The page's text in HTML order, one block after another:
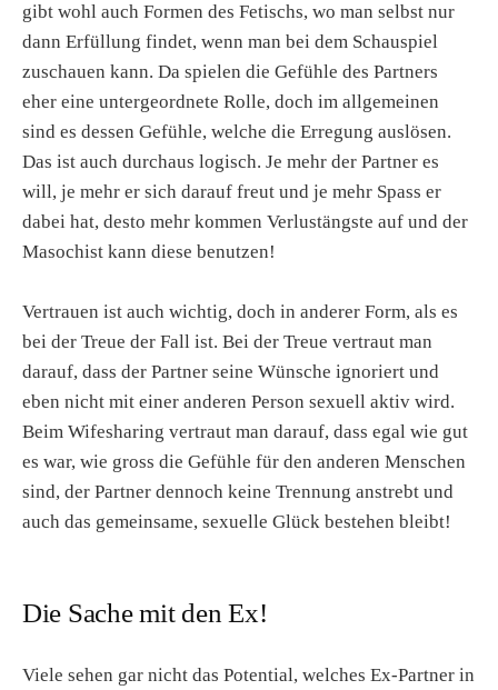
gibt wohl auch Formen des Fetischs, wo man selbst nur
dann Erfüllung findet, wenn man bei dem Schauspiel
zuschauen kann. Da spielen die Gefühle des Partners
eher eine untergeordnete Rolle, doch im allgemeinen
sind es dessen Gefühle, welche die Erregung auslösen.
Das ist auch durchaus logisch. Je mehr der Partner es
will, je mehr er sich darauf freut und je mehr Spass er
dabei hat, desto mehr kommen Verlustängste auf und der
Masochist kann diese benutzen!
Vertrauen ist auch wichtig, doch in anderer Form, als es
bei der Treue der Fall ist. Bei der Treue vertraut man
darauf, dass der Partner seine Wünsche ignoriert und
eben nicht mit einer anderen Person sexuell aktiv wird.
Beim Wifesharing vertraut man darauf, dass egal wie gut
es war, wie gross die Gefühle für den anderen Menschen
sind, der Partner dennoch keine Trennung anstrebt und
auch das gemeinsame, sexuelle Glück bestehen bleibt!
Die Sache mit den Ex!
Viele sehen gar nicht das Potential, welches Ex-Partner in